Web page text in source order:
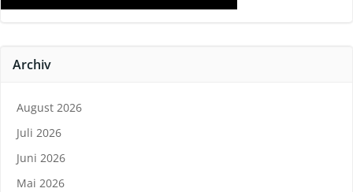
Archiv
August 2026
Juli 2026
Juni 2026
Mai 2026